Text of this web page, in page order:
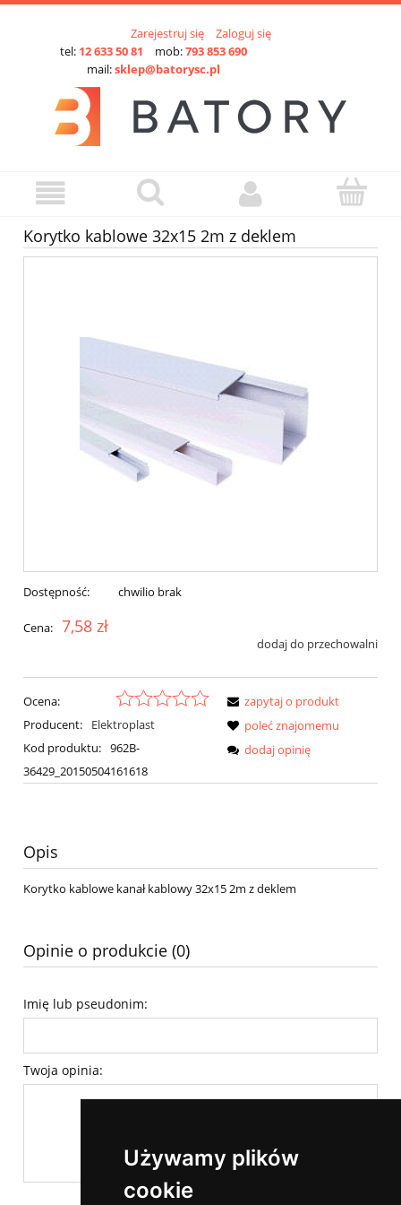
Używamy plików
cookie
Zarejestruj się
Zaloguj się
tel: 12 633 50 81 mob:793 853 690
mail:sklep@batorysc.pl
Korytko kablowe 32x15 2m z deklem
Dostępność: chwilio brak
Cena: 7,58 zł
dodaj do przechowalni
Ocena:
Producent:
Elektroplast
Kod produktu: 962B-
36429_20150504161618
zapytaj o produkt
poleć znajomemu
dodaj opinię
Opis
Korytko kablowe kanał kablowy 32x15 2m z deklem
Opinie o produkcie (0)
Imię lub pseudonim:
Twoja opinia: